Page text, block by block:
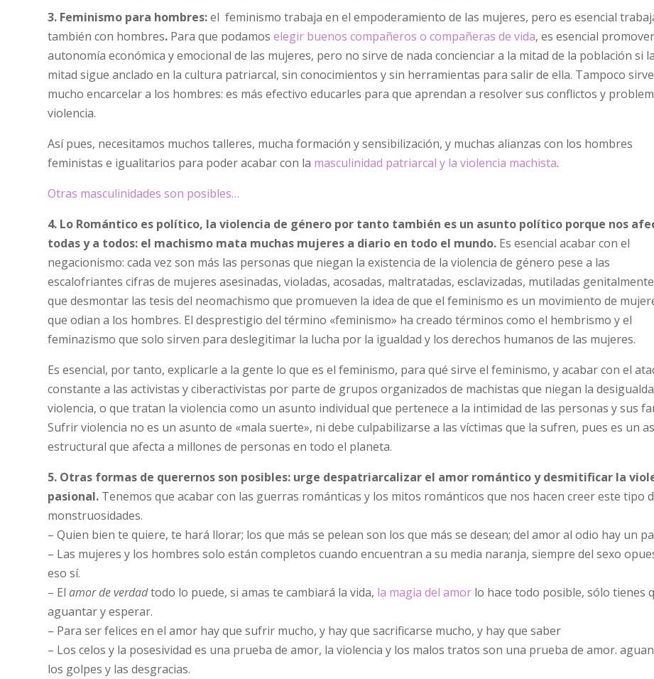
3. Feminismo para hombres:el feminismo trabaja en el empoderamiento de las mujeres, pero es esencial
también con hombres. Para que podamoselegir buenos compañeros o compañeras de vida, es esencial
autonomía económica y emocional de las mujeres, pero no sirve de nada concienciar a la mitad de la población si
mitad sigue anclado en la cultura patriarcal, sin conocimientos y sin herramientas para salir de ella. Tampoco
mucho encarcelar a los hombres: es más efectivo educarles para que aprendan a resolver sus conflictos y
violencia.
Así pues, necesitamos muchos talleres, mucha formación y sensibilización, y muchas alianzas con los hombres
feministas e igualitarios para poder acabar con la masculinidad patriarcal y la violencia machista.
Otras masculinidades son posibles…
4. Lo Romántico es político, la violencia de género por tanto también es un asunto político porque nos
todas y a todos: el machismo mata muchas mujeres a diario en todo el mundo. Es esencial acabar con el
negacionismo: cada vez son más las personas que niegan la existencia de la violencia de género pese a las
escalofriantes cifras de mujeres asesinadas, violadas, acosadas, maltratadas, esclavizadas, mutiladas
que desmontar las tesis del neomachismo que promueven la idea de que el feminismo es un movimiento de
que odian a los hombres. El desprestigio del término «feminismo» ha creado términos como el hembrismo y el
feminazismo que solo sirven para deslegitimar la lucha por la igualdad y los derechos humanos de las mujeres.
Es esencial, por tanto, explicarle a la gente lo que es el feminismo, para qué sirve el feminismo, y acabar con el
constante a las activistas y ciberactivistas por parte de grupos organizados de machistas que niegan la
violencia, o que tratan la violencia como un asunto individual que pertenece a la intimidad de las personas y sus
Sufrir violencia no es un asunto de «mala suerte», ni debe culpabilizarse a las víctimas que la sufren, pues es un
estructural que afecta a millones de personas en todo el planeta.
5. Otras formas de querernos son posibles: urge despatriarcalizar el amor romántico y desmitificar la
pasional. Tenemos que acabar con las guerras románticas y los mitos románticos que nos hacen creer este tipo
monstruosidades.
– Quien bien te quiere, te hará llorar; los que más se pelean son los que más se desean; del amor al odio hay un
– Las mujeres y los hombres solo están completos cuando encuentran a su media naranja, siempre del sexo
eso sí.
– Elamor de verdadtodo lo puede, si amas te cambiará la vida, la magia del amor lo hace todo posible, sólo tienes
aguantar y esperar.
– Para ser felices en el amor hay que sufrir mucho, y hay que sacrificarse mucho, y hay que saber
– Los celos y la posesividad es una prueba de amor, la violencia y los malos tratos son una prueba de amor.
los golpes y las desgracias.